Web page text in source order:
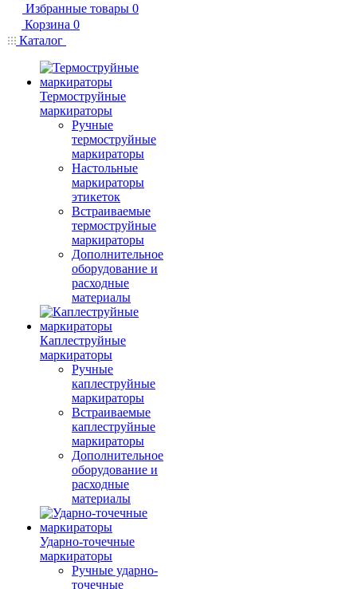
Избранные товары 0
Корзина 0
Каталог
Термоструйные
маркираторы
Ручные
термоструйные
маркираторы
Настольные
маркираторы
этикеток
Встраиваемые
термоструйные
маркираторы
Дополнительное
оборудование и
расходные
материалы
Каплеструйные
маркираторы
Ручные
каплеструйные
маркираторы
Встраиваемые
каплеструйные
маркираторы
Дополнительное
оборудование и
расходные
материалы
Ударно-точечные
маркираторы
Ручные ударно-
точечные